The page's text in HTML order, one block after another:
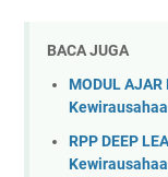
BACA JUGA
MODUL
RPP DEEP